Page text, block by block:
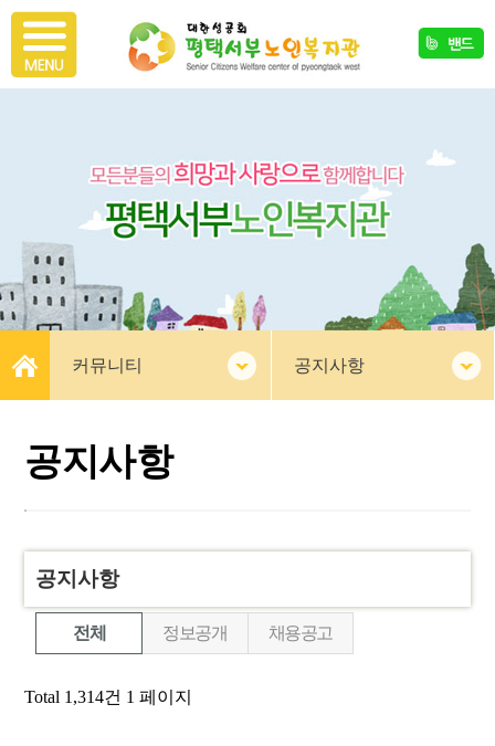
커뮤니티 공지사항
공지사항
공지사항
전체 정보공개 채용공고
Total 1,314건 1 페이지